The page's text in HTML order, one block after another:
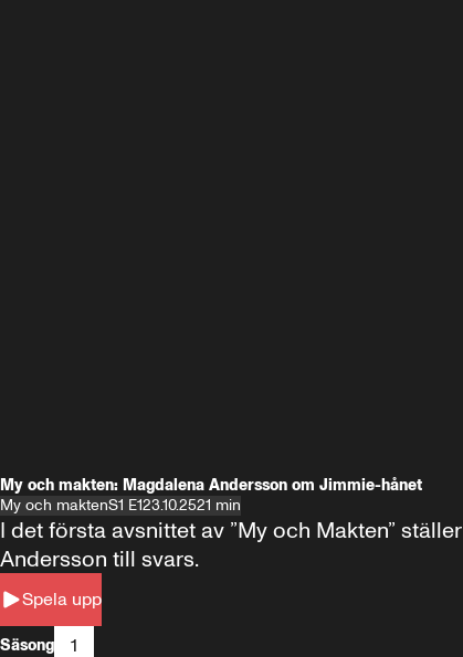
My och makten: Magdalena Andersson om Jimmie-hånet
My och maktenS1 E123.10.2521 min
Spela upp
I det första avsnittet av ”My och Makten”
Andersson till svars.
Säsong 1